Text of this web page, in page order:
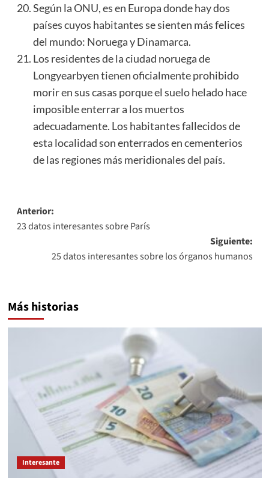
Según la ONU, es en Europa donde hay dos
países cuyos habitantes se sienten más felices
del mundo: Noruega y Dinamarca.
Los residentes de la ciudad noruega de
Longyearbyen tienen oficialmente prohibido
morir en sus casas porque el suelo helado hace
imposible enterrar a los muertos
adecuadamente. Los habitantes fallecidos de
esta localidad son enterrados en cementerios
de las regiones más meridionales del país.
Navegación
de
entradas
Anterior:
23 datos interesantes sobre París
Siguiente:
25 datos interesantes sobre los órganos humanos
Más historias
Interesante